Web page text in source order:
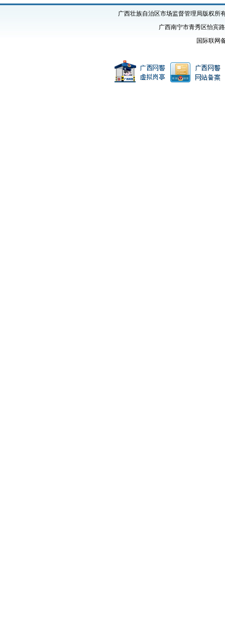
广西壮族自治区市场监督管理局版权
广西南宁市青秀区怡宾
国际联网